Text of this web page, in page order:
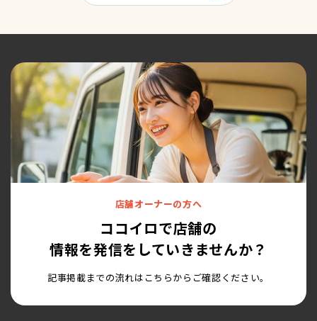
店舗オーナーの方へ
ココイロで店舗の
情報を発信をしていきませんか？
記事掲載までの流れはこちらからご確認ください。